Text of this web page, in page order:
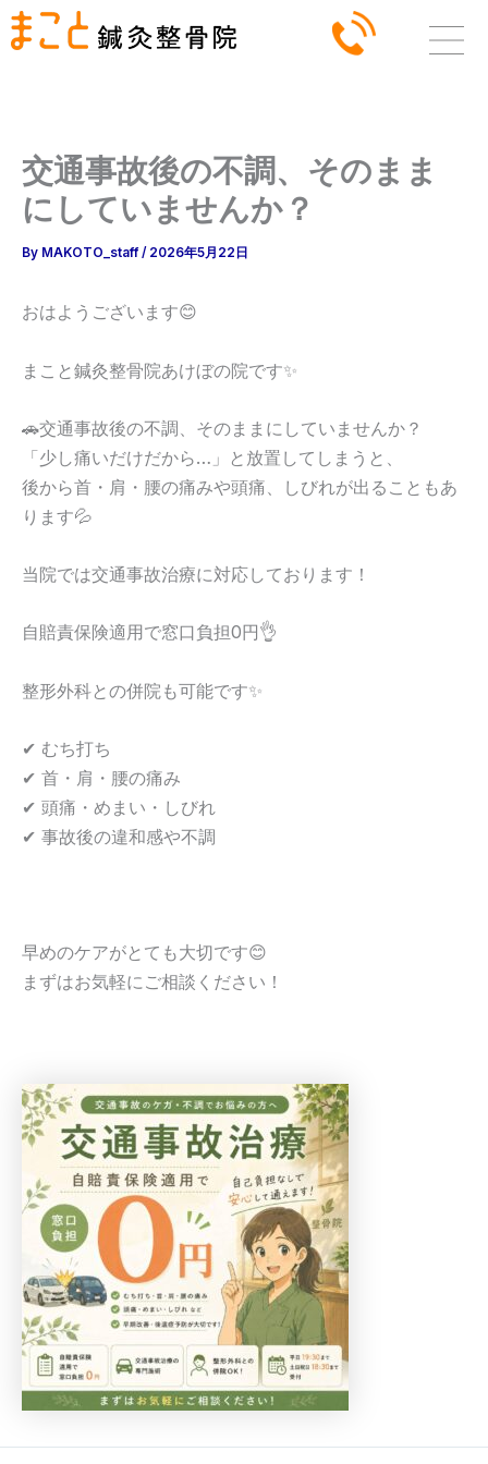
内
容
交通事故後の不調、そのまま
にしていませんか？
By MAKOTO_staff / 2026年5月22日
おはようございます😊
まこと鍼灸整骨院あけぼの院です✨
🚗交通事故後の不調、そのままにしていませんか？
「少し痛いだけだから…」と放置してしまうと、
後から首・肩・腰の痛みや頭痛、しびれが出ることもあ
ります💦
当院では交通事故治療に対応しております！
自賠責保険適用で窓口負担0円👌
整形外科との併院も可能です✨
✔ むち打ち
✔ 首・肩・腰の痛み
✔ 頭痛・めまい・しびれ
✔ 事故後の違和感や不調
早めのケアがとても大切です😊
まずはお気軽にご相談ください！